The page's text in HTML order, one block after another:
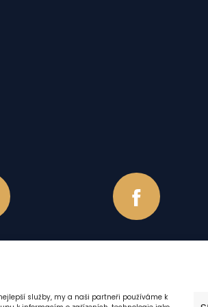
služby, my a naši partneři používáme k